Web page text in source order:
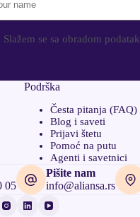
Slažem se sa obradom
Podrška
Česta pitanja (FAQ)
Blog i saveti
Prijavi štetu
Pomoć na putu
Agenti i savetnici
05
Pišite nam
info@aliansa.rs